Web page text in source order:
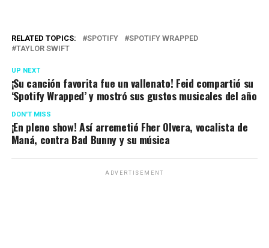
RELATED TOPICS: SPOTIFY
SPOTIFY WRAPPED
TAYLOR SWIFT
UP NEXT
¡Su canción favorita fue un vallenato! Feid compartió su
‘Spotify Wrapped’ y mostró sus gustos musicales del año
DON'T MISS
¡En pleno show! Así arremetió Fher Olvera, vocalista de
Maná, contra Bad Bunny y su música
ADVERTISEMENT